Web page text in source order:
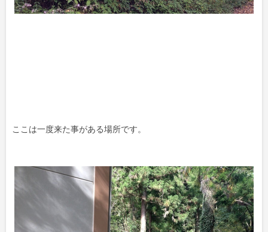
ここは一度来た事がある場所です。